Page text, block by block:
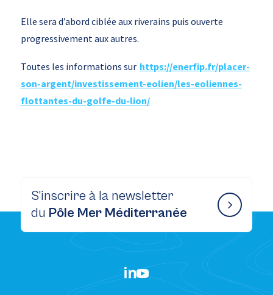
Elle sera d’abord ciblée aux riverains puis ouverte
progressivement aux autres.
Toutes les informations sur https://enerfip.fr/placer-
son-argent/investissement-eolien/les-eoliennes-
flottantes-du-golfe-du-lion/
S’inscrire à la newsletter
du Pôle Mer Méditerranée